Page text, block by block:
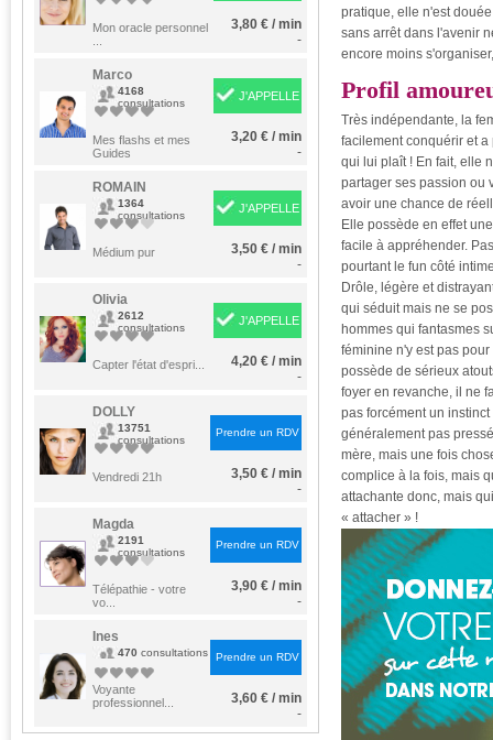
Mon oracle personnel
3,80 € / min
-
Marco
4168
consultations
Mes flashs et mes
Guides
J'APPELLE
3,20 € / min
-
ROMAIN
1364
consultations
Médium pur
J'APPELLE
3,50 € / min
-
Olivia
2612
consultations
Capter l'état d'espri...
J'APPELLE
4,20 € / min
-
DOLLY
13751
consultations
Vendredi 21h
Prendre un RDV
3,50 € / min
-
Magda
2191
consultations
Télépathie - votre
vo...
Prendre un RDV
3,90 € / min
-
Ines
470 consultations
Voyante
professionnel...
Prendre un RDV
3,60 € / min
-
pratique, elle n'est
sans arrêt dans l'avenir
encore moins
Profil
Très indépendante, la
facilement conquérir et
qui lui plaît ! En fait, elle
partager ses passion ou
avoir une chance de
Elle possède en effet
facile à appréhender.
pourtant le fun côté
Drôle, légère et
qui séduit mais ne se
hommes qui fantasmes
féminine n'y est pas
possède de sérieux
foyer en revanche, il ne
pas forcément un
généralement pas
mère, mais une fois
complice à la fois, mais
attachante donc, mais
« attacher » !